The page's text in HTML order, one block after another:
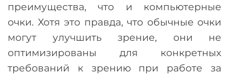
преимущества, что и компьютерные
очки. Хотя это правда, что обычные очки
могут улучшить зрение, они не
оптимизированы для конкретных
требований к зрению при работе за